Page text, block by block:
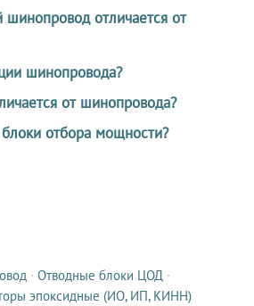
отличается от
шинопровода?
от шинопровода?
отбора мощности?
· Отводные блоки ЦОД ·
эпоксидные (ИО, ИП, КИНН)